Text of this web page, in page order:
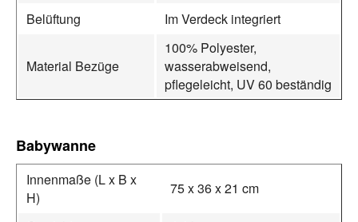
Belüftung
Im Verdeck integriert
Material Bezüge
100% Polyester,
wasserabweisend,
pflegeleicht, UV 60 beständig
Babywanne
Innenmaße (L x B x
H)
75 x 36 x 21 cm